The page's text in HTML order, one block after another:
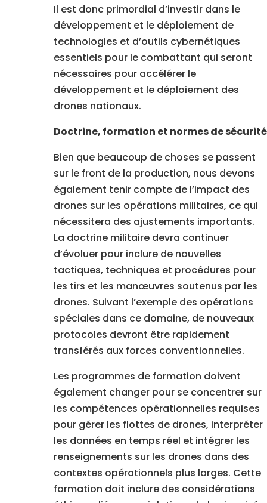
Il est donc primordial d’investir dans le
développement et le déploiement de
technologies et d’outils cybernétiques
essentiels pour le combattant qui seront
nécessaires pour accélérer le
développement et le déploiement des
drones nationaux.
Doctrine, formation et normes de sécurité
Bien que beaucoup de choses se passent
sur le front de la production, nous devons
également tenir compte de l’impact des
drones sur les opérations militaires, ce qui
nécessitera des ajustements importants.
La doctrine militaire devra continuer
d’évoluer pour inclure de nouvelles
tactiques, techniques et procédures pour
les tirs et les manœuvres soutenus par les
drones. Suivant l’exemple des opérations
spéciales dans ce domaine, de nouveaux
protocoles devront être rapidement
transférés aux forces conventionnelles.
Les programmes de formation doivent
également changer pour se concentrer sur
les compétences opérationnelles requises
pour gérer les flottes de drones, interpréter
les données en temps réel et intégrer les
renseignements sur les drones dans des
contextes opérationnels plus larges. Cette
formation doit inclure des considérations